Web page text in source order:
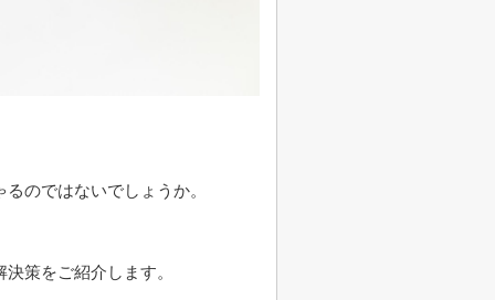
のではないでしょうか。
策をご紹介します。